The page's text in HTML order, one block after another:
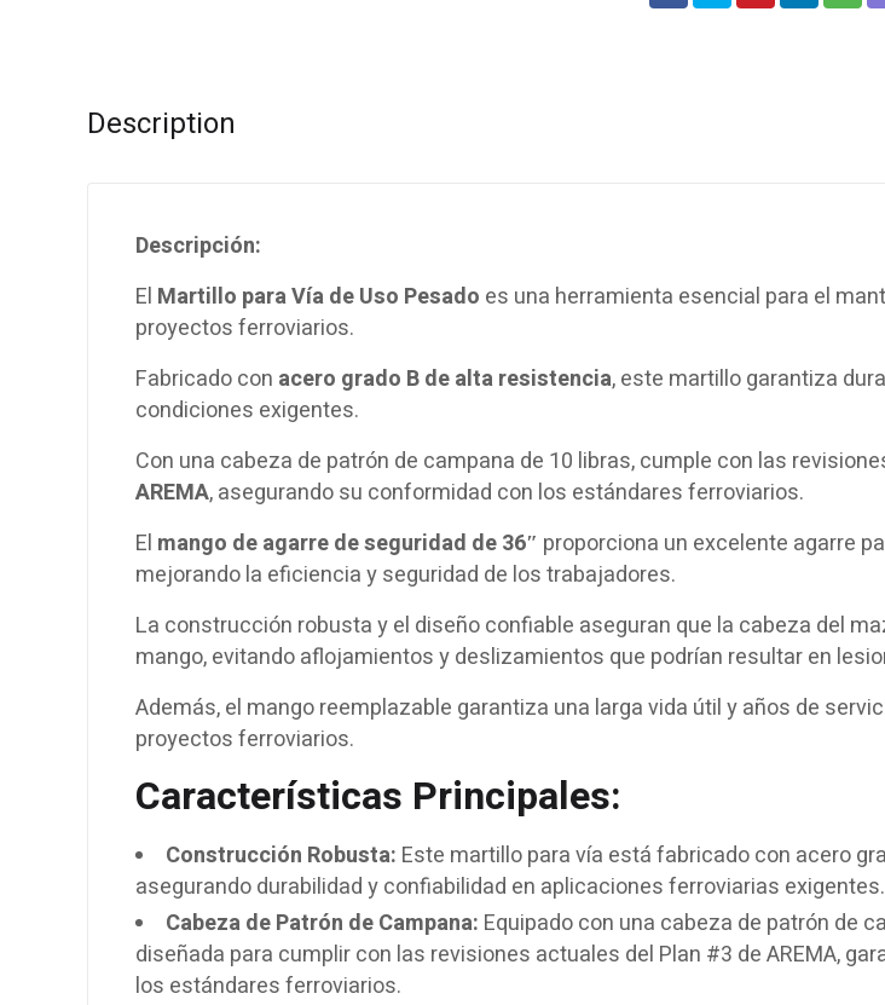
Description
Descripción:
El Martillo para Vía de Uso Pesado es una herramienta esencial para el
proyectos ferroviarios.
Fabricado con acero grado B de alta resistencia, este martillo garantiza
condiciones exigentes.
Con una cabeza de patrón de campana de 10 libras, cumple con las
AREMA, asegurando su conformidad con los estándares ferroviarios.
El mango de agarre de seguridad de 36″ proporciona un excelente agarre
mejorando la eficiencia y seguridad de los trabajadores.
La construcción robusta y el diseño confiable aseguran que la cabeza del
mango, evitando aflojamientos y deslizamientos que podrían resultar en
Además, el mango reemplazable garantiza una larga vida útil y años de
proyectos ferroviarios.
Características Principales:
Construcción Robusta: Este martillo para vía está fabricado con acero
asegurando durabilidad y confiabilidad en aplicaciones ferroviarias exigentes.
Cabeza de Patrón de Campana: Equipado con una cabeza de patrón de
diseñada para cumplir con las revisiones actuales del Plan #3 de AREMA,
los estándares ferroviarios.